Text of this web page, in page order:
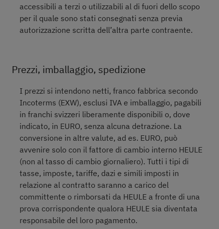
accessibili a terzi o utilizzabili al di fuori dello scopo
per il quale sono stati consegnati senza previa
autorizzazione scritta dell’altra parte contraente.
Prezzi, imballaggio, spedizione
I prezzi si intendono netti, franco fabbrica secondo
Incoterms (EXW), esclusi IVA e imballaggio, pagabili
in franchi svizzeri liberamente disponibili o, dove
indicato, in EURO, senza alcuna detrazione. La
conversione in altre valute, ad es. EURO, può
avvenire solo con il fattore di cambio interno HEULE
(non al tasso di cambio giornaliero). Tutti i tipi di
tasse, imposte, tariffe, dazi e simili imposti in
relazione al contratto saranno a carico del
committente o rimborsati da HEULE a fronte di una
prova corrispondente qualora HEULE sia diventata
responsabile del loro pagamento.